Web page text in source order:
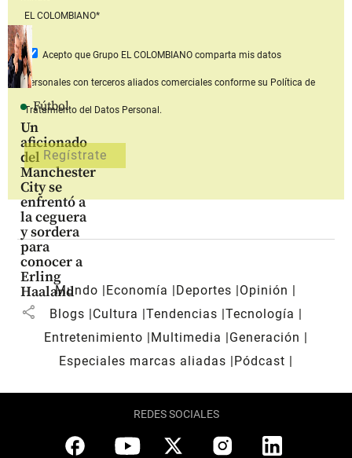
Fútbol
Un
aficionado
del
Manchester
City se
enfrentó a
la ceguera
y sordera
para
conocer a
Erling
Haaland
share
EL COLOMBIANO*
Acepto que Grupo EL COLOMBIANOcomparta mis datos
personales con terceros aliados comerciales conforme su Política de
Tratamiento del Datos Personal.
Mundo Economía Deportes
Opinión
Blogs
Cultura Tendencias Tecnología
Entretenimiento
Multimedia
Generación
Especiales marcas aliadas
Pódcast
REDES SOCIALES